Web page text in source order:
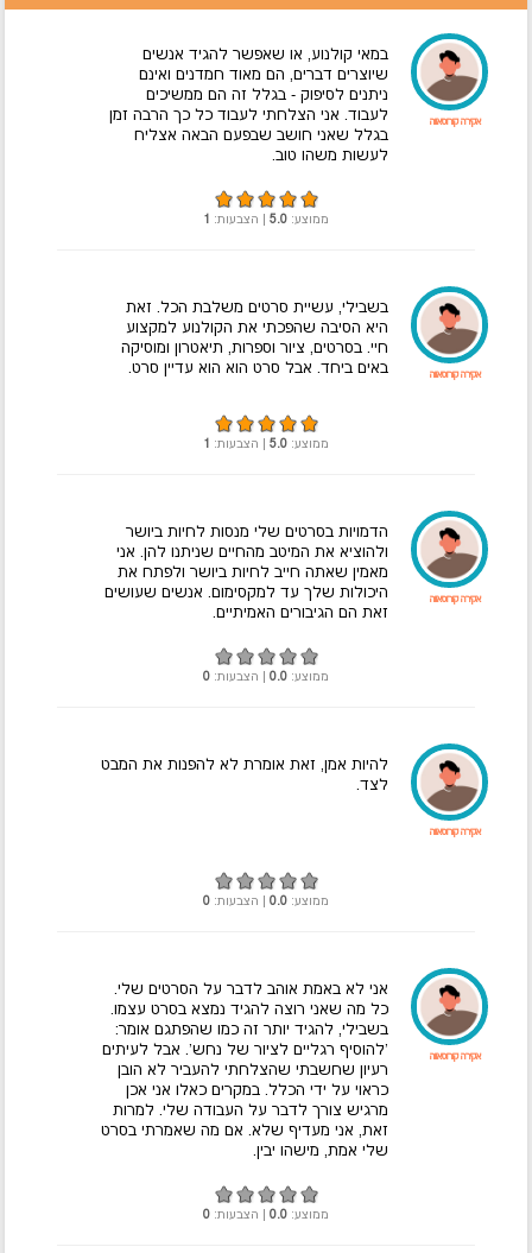
אקירה קורוסאווה
במאי קולנוע, או שאפשר להגיד אנשים
שיוצרים דברים, הם מאוד חמדנים ואינם
ניתנים לסיפוק - בגלל זה הם ממשיכים
לעבוד. אני הצלחתי לעבוד כל כך הרבה זמן
בגלל שאני חושב שבפעם הבאה אצליח
לעשות משהו טוב.
ממוצע: 5.0 | הצבעות: 1
אקירה קורוסאווה
בשבילי, עשיית סרטים משלבת הכל. זאת
היא הסיבה שהפכתי את הקולנוע למקצוע
חיי. בסרטים, ציור וספרות, תיאטרון ומוסיקה
באים ביחד. אבל סרט הוא הוא עדיין סרט.
ממוצע: 5.0 | הצבעות: 1
אקירה קורוסאווה
הדמויות בסרטים שלי מנסות לחיות ביושר
ולהוציא את המיטב מהחיים שניתנו להן. אני
מאמין שאתה חייב לחיות ביושר ולפתח את
היכולות שלך עד למקסימום. אנשים שעושים
זאת הם הגיבורים האמיתיים.
ממוצע: 0.0 | הצבעות: 0
אקירה קורוסאווה
להיות אמן, זאת אומרת לא להפנות את המבט
לצד.
ממוצע: 0.0 | הצבעות: 0
אקירה קורוסאווה
אני לא באמת אוהב לדבר על הסרטים שלי.
כל מה שאני רוצה להגיד נמצא בסרט עצמו.
בשבילי, להגיד יותר זה כמו שהפתגם אומר:
'להוסיף רגליים לציור של נחש'. אבל לעיתים
רעיון שחשבתי שהצלחתי להעביר לא הובן
כראוי על ידי הכלל. במקרים כאלו אני אכן
מרגיש צורך לדבר על העבודה שלי. למרות
זאת, אני מעדיף שלא. אם מה שאמרתי בסרט
שלי אמת, מישהו יבין.
ממוצע: 0.0 | הצבעות: 0